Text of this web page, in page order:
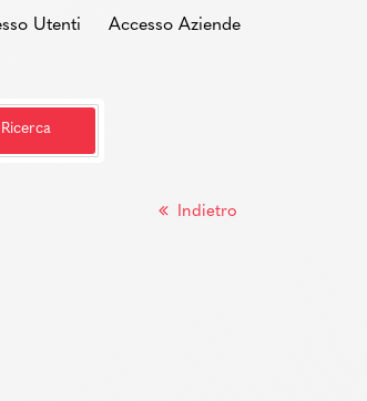
Utenti Accesso Aziende
Ricerca
Indietro